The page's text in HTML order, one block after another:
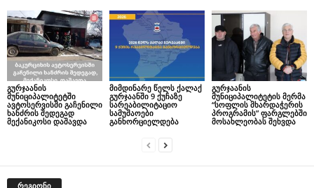
გურჯაანის
მუნიციპალიტეტში
ავტოსერვისში გაჩენილი
ხანძრის შედეგად
მექანიკოსი დაშავდა
მიმდინარე წელს ქალაქ
გურჯაანში 9 ქუჩაზე
სარეაბილიტაციო
სამუშაოები
განხორციელდება
გურჯაანის
მუნიციპალიტეტის მერმა
“სოფლის მხარდაჭერის
პროგრამის” ფარგლებში
მოსახლეობას შეხვდა
რეგიონი